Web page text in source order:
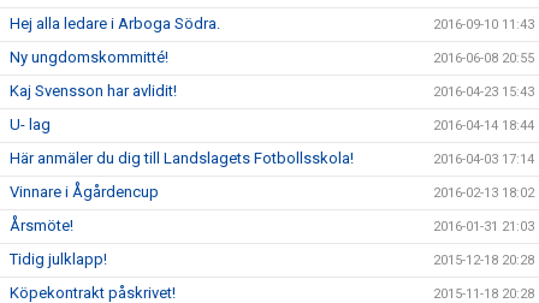
Hej alla ledare i Arboga Södra. 2016-09-10 11:43
Ny ungdomskommitté! 2016-06-08 20:55
Kaj Svensson har avlidit! 2016-04-23 15:43
U- lag 2016-04-14 18:44
Här anmäler du dig till Landslagets Fotbollsskola! 2016-04-03 17:14
Vinnare i Ågårdencup 2016-02-13 18:02
Årsmöte! 2016-01-31 21:03
Tidig julklapp! 2015-12-18 20:28
Köpekontrakt påskrivet! 2015-11-18 20:28